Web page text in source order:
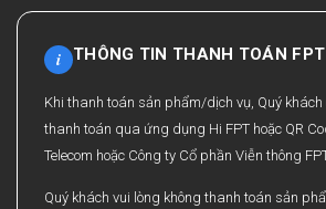
i THÔNG TIN THANH TOÁN
Khi thanh toán sản phẩm/dịch vụ, Quý khách
thanh toán qua ứng dụng Hi FPT hoặc QR
Telecom hoặc Công ty Cổ phần Viễn thông
Quý khách vui lòng không thanh toán sản